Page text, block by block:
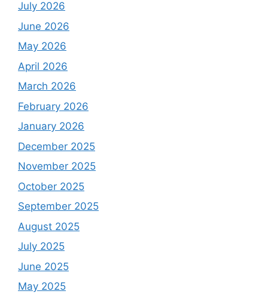
July 2026
June 2026
May 2026
April 2026
March 2026
February 2026
January 2026
December 2025
November 2025
October 2025
September 2025
August 2025
July 2025
June 2025
May 2025